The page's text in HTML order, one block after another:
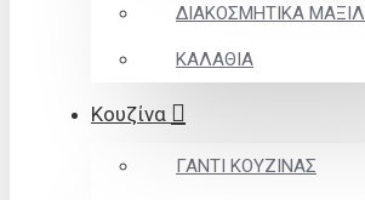
ΔΙΑΚΟΣΜΗΤΙΚΑ
ΚΑΛΑΘΙΑ
Κουζίνα
ΓΑΝΤΙ ΚΟΥΖΙΝΑΣ